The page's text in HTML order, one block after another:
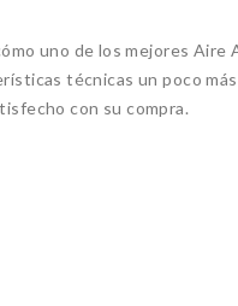
uno de los mejores Aire
técnicas un poco
con su compra.